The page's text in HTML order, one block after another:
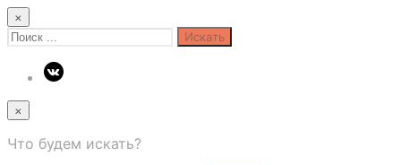
×
Search
×
Что будем искать?